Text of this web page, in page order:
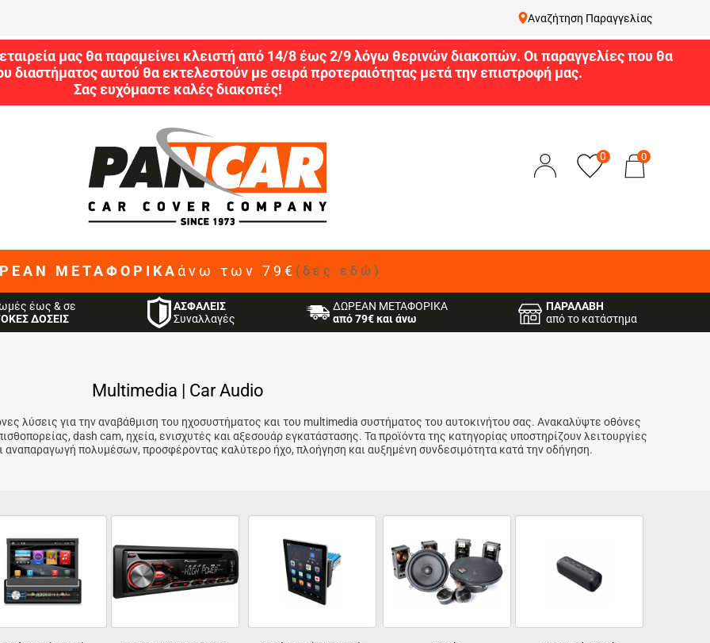
Αναζήτηση Παραγγελίας
μας θα παραμείνει κλειστή από 14/8 έως 2/9 λόγω θερινών διακοπών. Οι παραγγελίες που θα
διαστήματος αυτού θα εκτελεστούν με σειρά προτεραιότητας μετά την επιστροφή μας.
Σας ευχόμαστε καλές διακοπές!
0 0
ΜΕΤΑΦΟΡΙΚΑ άνω των 79€ (δες εδώ)
έως & σε
ΔΟΣΕΙΣ
ΑΣΦΑΛΕΙΣ
Συναλλαγές
ΔΩΡΕΑΝ ΜΕΤΑΦΟΡΙΚΑ
από 79€ και άνω
ΠΑΡΑΛΑΒΗ
από το κατάστημα
Multimedia | Car Audio
λύσεις για την αναβάθμιση του ηχοσυστήματος και του multimedia συστήματος του αυτοκινήτου σας. Ανακαλύψτε οθόνες
dash cam, ηχεία, ενισχυτές και αξεσουάρ εγκατάστασης. Τα προϊόντα της κατηγορίας υποστηρίζουν λειτουργίες
πολυμέσων, προσφέροντας καλύτερο ήχο, πλοήγηση και αυξημένη συνδεσιμότητα κατά την οδήγηση.